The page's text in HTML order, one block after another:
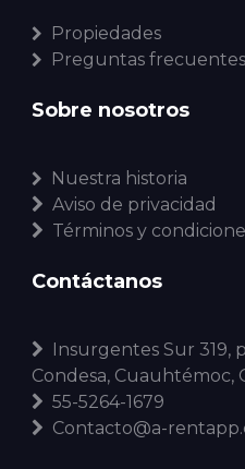
Propiedades
Preguntas frecuentes
Sobre nosotros
Nuestra historia
Aviso de privacidad
Términos y
Contáctanos
Insurgentes Sur 319,
Condesa, Cuauhtémoc,
55-5264-1679
Contacto@a-